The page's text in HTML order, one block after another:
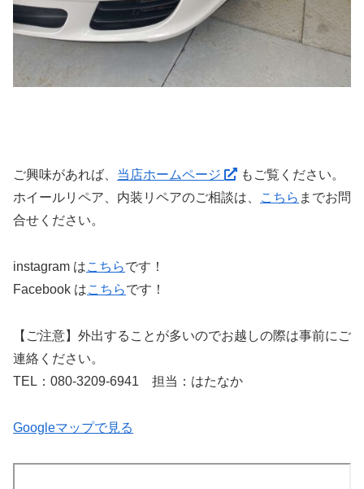
ご興味があれば、 当店ホームページ
もご覧ください。
ホイールリペア、内装リペアのご相談は、
こちら までお問
合せください。
instagram はこちらです！
Facebook はこちらです！
【ご注意】外出することが多いのでお越しの際は事前にご
連絡ください。
TEL：080-3209-6941 担当：はたなか
Googleマップで見る